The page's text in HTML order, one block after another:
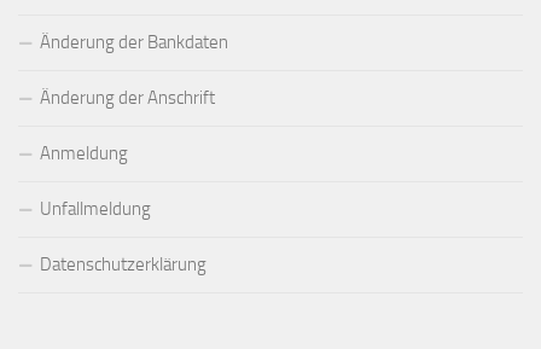
Änderung der Bankdaten
Änderung der Anschrift
Anmeldung
Unfallmeldung
Datenschutzerklärung